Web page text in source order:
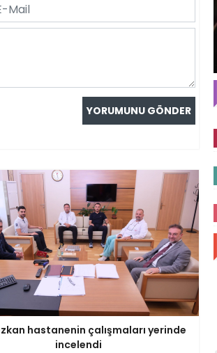
hastanenin çalışmaları yerinde
incelendi